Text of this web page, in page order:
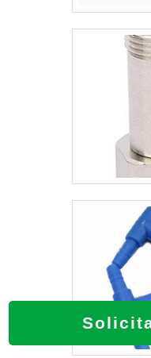
atividades e
privilegiada no
esses fatores,
multidisciplinar de
e colaboradores
sucesso de cada